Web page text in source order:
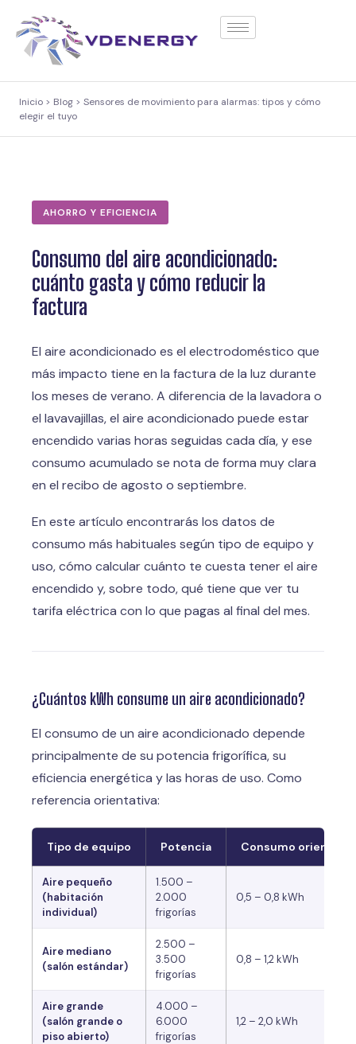
Inicio > Blog > Sensores de movimiento para alarmas: tipos y cómo
elegir el tuyo
AHORRO Y EFICIENCIA
Consumo del aire acondicionado:
cuánto gasta y cómo reducir la
factura
El aire acondicionado es el electrodoméstico que
más impacto tiene en la factura de la luz durante
los meses de verano. A diferencia de la lavadora o
el lavavajillas, el aire acondicionado puede estar
encendido varias horas seguidas cada día, y ese
consumo acumulado se nota de forma muy clara
en el recibo de agosto o septiembre.
En este artículo encontrarás los datos de
consumo más habituales según tipo de equipo y
uso, cómo calcular cuánto te cuesta tener el aire
encendido y, sobre todo, qué tiene que ver tu
tarifa eléctrica con lo que pagas al final del mes.
¿Cuántos kWh consume un aire acondicionado?
El consumo de un aire acondicionado depende
principalmente de su potencia frigorífica, su
eficiencia energética y las horas de uso. Como
referencia orientativa:
Tipo de equipo Potencia Consumo
Aire pequeño
(habitación
individual)
1.500 –
2.000
frigorías
0,5 – 0,8 kWh
Aire mediano
(salón estándar)
2.500 –
3.500
frigorías
0,8 – 1,2 kWh
Aire grande
(salón grande o
piso abierto)
4.000 –
6.000
frigorías
1,2 – 2,0 kWh